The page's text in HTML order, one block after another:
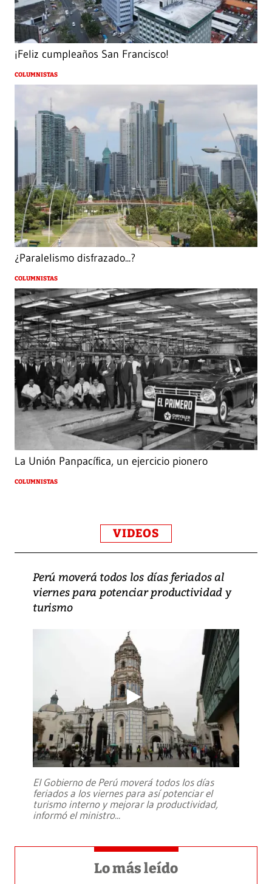
¡Feliz cumpleaños San Francisco!
COLUMNISTAS
¿Paralelismo disfrazado...?
COLUMNISTAS
La Unión Panpacífica, un ejercicio pionero
COLUMNISTAS
VIDEOS
Perú moverá todos los días feriados al
viernes para potenciar productividad y
turismo
El Gobierno de Perú moverá todos los días
feriados a los viernes para así potenciar el
turismo interno y mejorar la productividad,
informó el ministro...
Lo más leído